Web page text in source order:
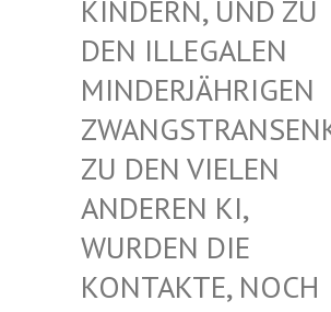
INDERN, UND ZU D
EN ILLEGALEN M
INDERJÄHRIGEN Z
U DEN VIELEN A
NDEREN KI, W
URDEN DIE K
ONTAKTE, NOCH E